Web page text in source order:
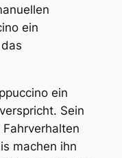
ein
ein
Sein
machen ihn